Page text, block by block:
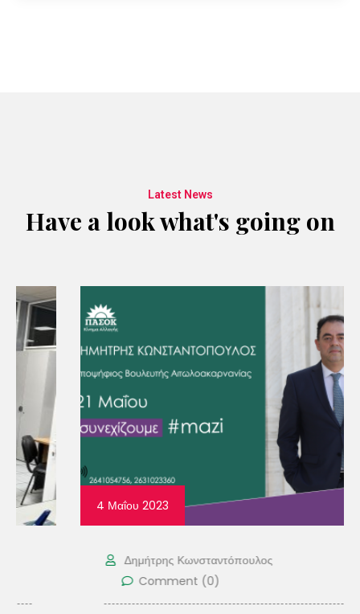
Latest News
Have a look what's going on
4 Μαΐου 2023
Δημήτρης Κωνσταντόπουλος
Comment (0)